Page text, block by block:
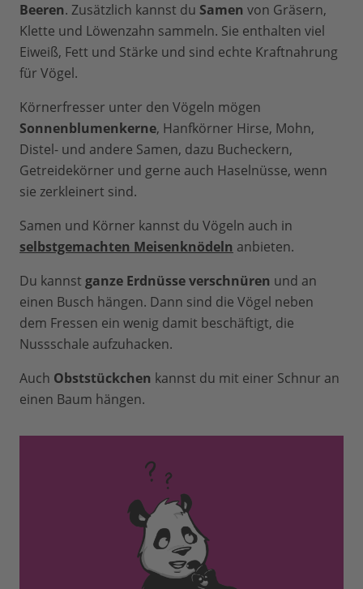
Beeren. Zusätzlich kannst du Samen von Gräsern,
Klette und Löwenzahn sammeln. Sie enthalten viel
Eiweiß, Fett und Stärke und sind echte Kraftnahrung
für Vögel.
Körnerfresser unter den Vögeln mögen
Sonnenblumenkerne, Hanfkörner Hirse, Mohn,
Distel- und andere Samen, dazu Bucheckern,
Getreidekörner und gerne auch Haselnüsse, wenn
sie zerkleinert sind.
Samen und Körner kannst du Vögeln auch in
selbstgemachten Meisenknödeln anbieten.
Du kannst ganze Erdnüsse verschnüren und an
einen Busch hängen. Dann sind die Vögel neben
dem Fressen ein wenig damit beschäftigt, die
Nussschale aufzuhacken.
Auch Obststückchen kannst du mit einer Schnur an
einen Baum hängen.